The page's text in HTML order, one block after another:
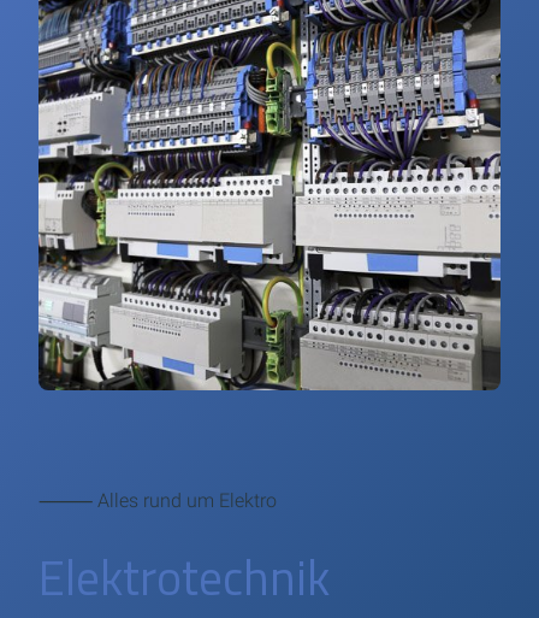
⸻ Alles rund um Elektro
Elektrotechnik